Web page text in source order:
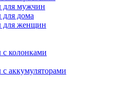
для мужчин
дома
для женщин
колонками
аккумуляторами